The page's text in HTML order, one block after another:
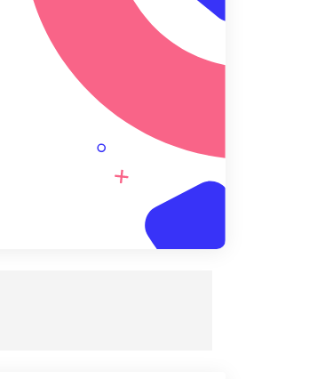
사전 설정으로 저장